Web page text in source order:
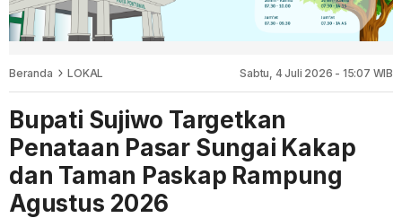
Beranda LOKAL Sabtu, 4 Juli 2026 - 15:07 WIB
Bupati Sujiwo Targetkan
Penataan Pasar Sungai Kakap
dan Taman Paskap Rampung
Agustus 2026